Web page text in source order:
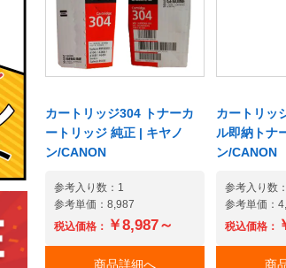
カートリッジ304 トナーカ
ートリッジ 純正 | キヤノ
ン/CANON
参考入り数：1
参考単価：8,987
税込価格： ￥8,987～
商品詳細へ
カートリッ
ル即納トナ
ン/CANON
参考入り数
参考単価：
税込価格：
商